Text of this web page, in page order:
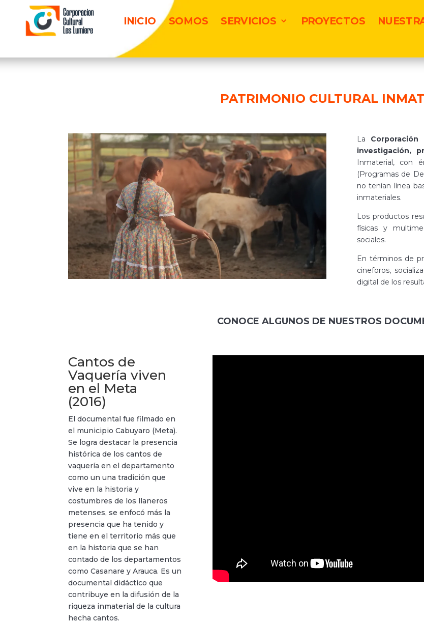
INICIO SOMOS SERVICIOS PROYECTOS
PATRIMONIO CULTURAL
La
investigación,
Inmaterial, con
(Programas de
no tenían línea
inmateriales.
Los productos
físicas y
sociales.
En términos de
cineforos,
digital de los
CONOCE ALGUNOS DE NUESTROS
Cantos de
Vaquería viven
en el Meta
(2016)
El documental fue filmado en
el municipio Cabuyaro (Meta).
Se logra destacar la presencia
histórica de los cantos de
vaquería en el departamento
como un una tradición que
vive en la historia y
costumbres de los llaneros
metenses, se enfocó más la
presencia que ha tenido y
tiene en el territorio más que
en la historia que se han
contado de los departamentos
como Casanare y Arauca. Es un
documental didáctico que
contribuye en la difusión de la
riqueza inmaterial de la cultura
hecha cantos.